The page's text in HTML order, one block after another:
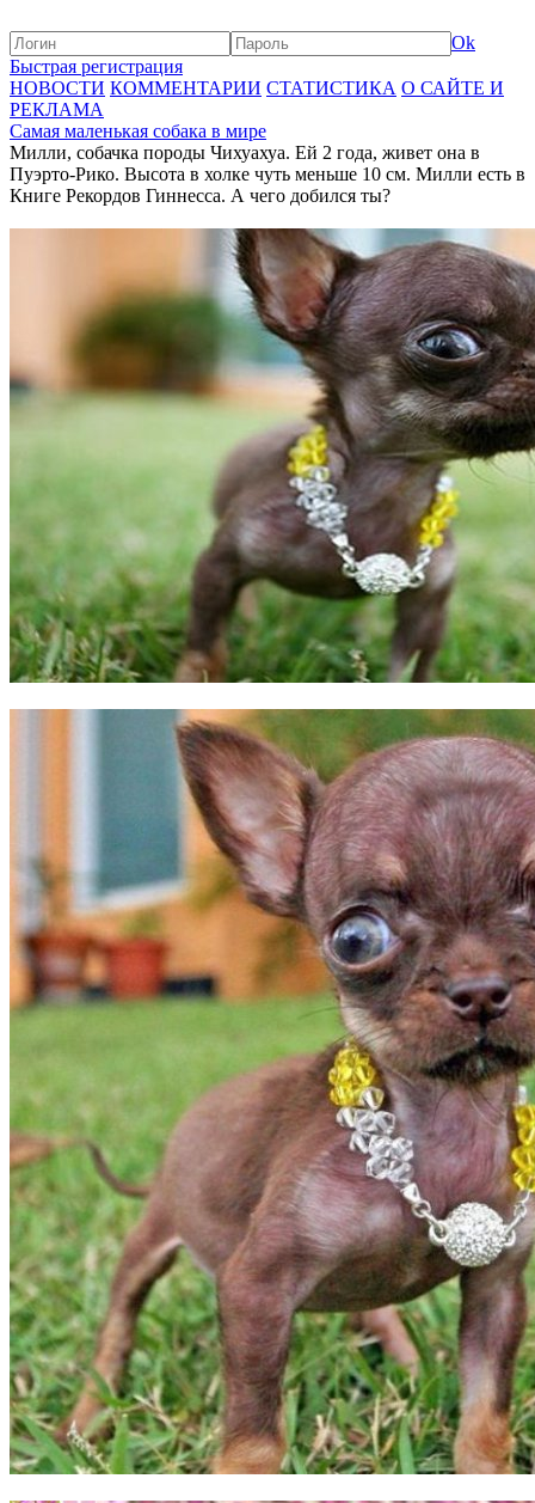
Ok
Быстрая регистрация
НОВОСТИ КОММЕНТАРИИ СТАТИСТИКА О САЙТЕ И
РЕКЛАМА
Самая маленькая собака в мире
Милли, собачка породы Чихуахуа. Ей 2 года, живет она в
Пуэрто-Рико. Высота в холке чуть меньше 10 см. Милли есть в
Книге Рекордов Гиннесса. А чего добился ты?